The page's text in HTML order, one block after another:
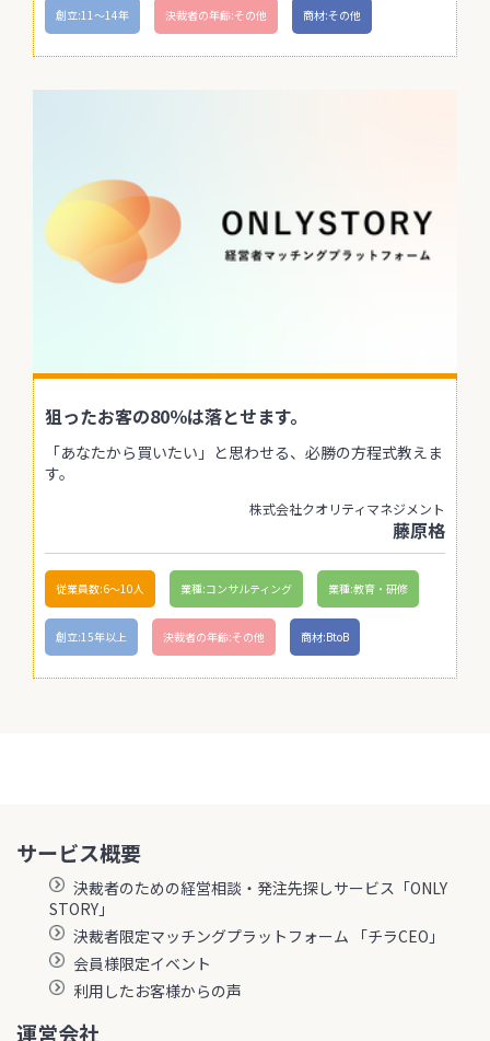
創立:11〜14年 決裁者の年齢:その他 商材:その他
狙ったお客の80％は落とせます。
「あなたから買いたい」と思わせる、必勝の方程式教えま
す。
株式会社クオリティマネジメント
藤原格
従業員数:6～10人 業種:コンサルティング 業種:教育・研修
創立:15年以上 決裁者の年齢:その他 商材:BtoB
サービス概要
決裁者のための経営相談・発注先探しサービス「ONLY
STORY」
決裁者限定マッチングプラットフォーム 「チラCEO」
会員様限定イベント
利用したお客様からの声
運営会社